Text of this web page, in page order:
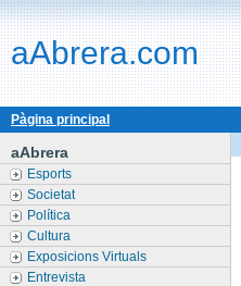
aAbrera.com
Pàgina principal
aAbrera
Esports
Societat
Política
Cultura
Exposicions Virtuals
Entrevista